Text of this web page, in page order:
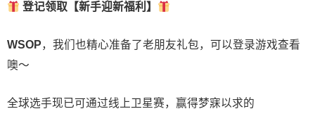
登记领取【新手迎新福利】
WSOP，我们也精心准备了老朋友礼包，可以登录游戏查看
噢～
全球选手现已可通过线上卫星赛，赢得梦寐以求的